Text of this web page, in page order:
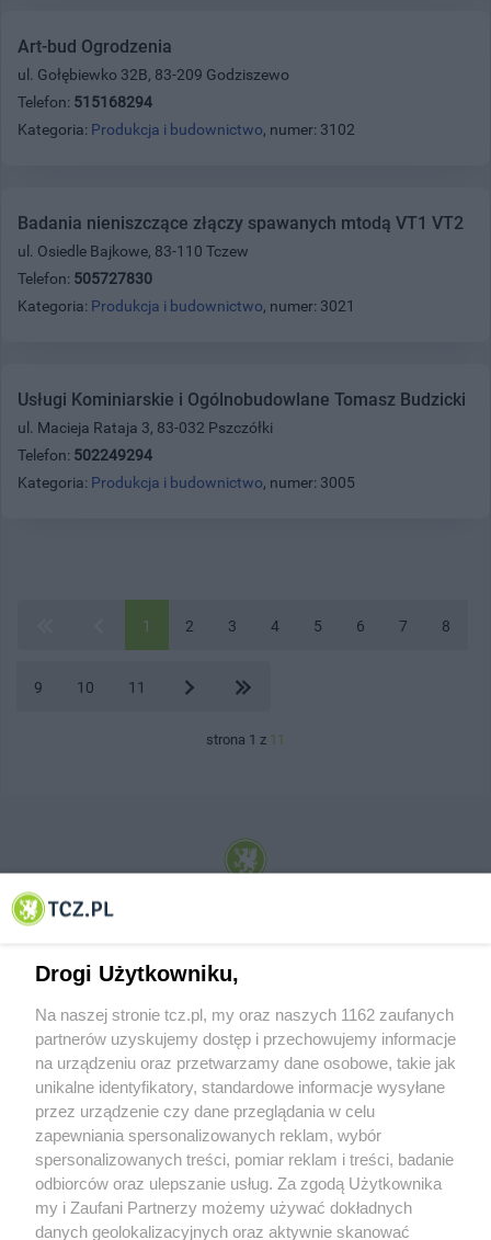
Art-bud Ogrodzenia
ul. Gołębiewko 32B, 83-209 Godziszewo
Telefon: 515168294
Kategoria: Produkcja i budownictwo, numer: 3102
Badania nieniszczące złączy spawanych mtodą VT1 VT2
ul. Osiedle Bajkowe, 83-110 Tczew
Telefon: 505727830
Kategoria: Produkcja i budownictwo, numer: 3021
Usługi Kominiarskie i Ogólnobudowlane Tomasz Budzicki
ul. Macieja Rataja 3, 83-032 Pszczółki
Telefon: 502249294
Kategoria: Produkcja i budownictwo, numer: 3005
1 2 3 4 5 6 7 8
9 10 11
strona 1 z 11
© 2001-2026 Tczew - TCZ.PL Sp. z o.o. Internetowy Serwis Informacyjny Miasta
O FIRMIE POLITYKA PRYWATNOŚCI HOSTING
REKLAMA WSPÓŁPRACA RSS FACEBOOK KONTAKT
Nasze serwisy
Drogi Użytkowniku,
Na naszej stronie tcz.pl, my oraz naszych 1162 zaufanych
partnerów uzyskujemy dostęp i przechowujemy informacje
na urządzeniu oraz przetwarzamy dane osobowe, takie jak
unikalne identyfikatory, standardowe informacje wysyłane
przez urządzenie czy dane przeglądania w celu
zapewniania spersonalizowanych reklam, wybór
spersonalizowanych treści, pomiar reklam i treści, badanie
odbiorców oraz ulepszanie usług. Za zgodą Użytkownika
my i Zaufani Partnerzy możemy używać dokładnych
danych geolokalizacyjnych oraz aktywnie skanować